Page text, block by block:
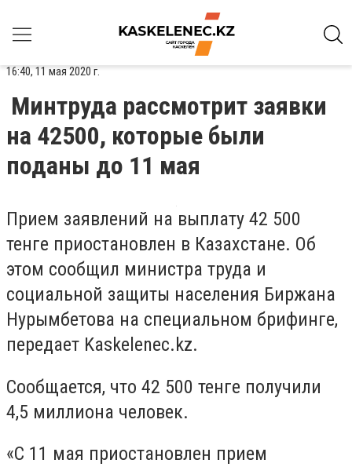
16:40, 11 мая 2020 г.
Минтруда рассмотрит заявки
на 42500, которые были
поданы до 11 мая
Прием заявлений на выплату 42 500
тенге приостановлен в Казахстане. Об
этом сообщил министра труда и
социальной защиты населения Биржана
Нурымбетова на специальном брифинге,
передает Kaskelenec.kz.
Сообщается, что 42 500 тенге получили
4,5 миллиона человек.
«С 11 мая приостановлен прием